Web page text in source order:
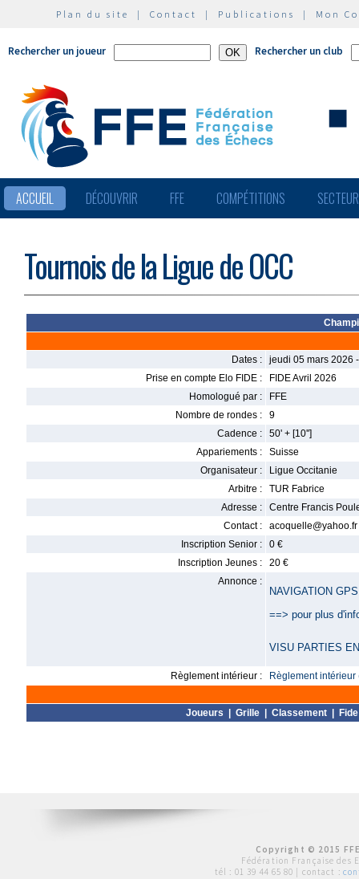
Plan du site | Contact | Publications | Mon
Rechercher un joueur Rechercher un club
ACCUEIL DÉCOUVRIR FFE COMPÉTITIONS
Tournois de la Ligue de OCC
Dates :
jeudi 05 mars 2026
Prise en compte Elo FIDE :
FIDE Avril 2026
Homologué par :
FFE
Nombre de rondes :
9
Cadence :
50' + [10'']
Appariements :
Suisse
Organisateur :
Ligue Occitanie
Arbitre :
TUR Fabrice
Adresse :
Centre Francis
Contact :
acoquelle@yahoo.fr
Inscription Senior :
0 €
Inscription Jeunes :
20 €
Annonce :
NAVIGATION
==> pour plus
VISU PARTIES
Règlement intérieur : Règlement intérieur
Joueurs Grille Classement Fide
Copyright © 2015
Fédération Française des
tél : 01 39 44 65 80 | contact :